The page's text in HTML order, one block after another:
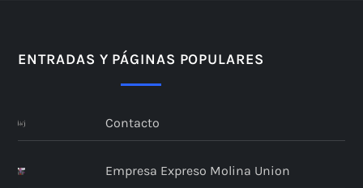
ENTRADAS Y PÁGINAS POPULARES
Contacto
Empresa Expreso Molina Union